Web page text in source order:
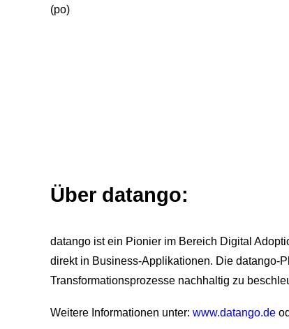
(po)
Über datango:
datango ist ein Pionier im Bereich Digital
direkt in Business-Applikationen. Die datango-
Transformationsprozesse nachhaltig zu
Weitere Informationen unter: www.datango.de